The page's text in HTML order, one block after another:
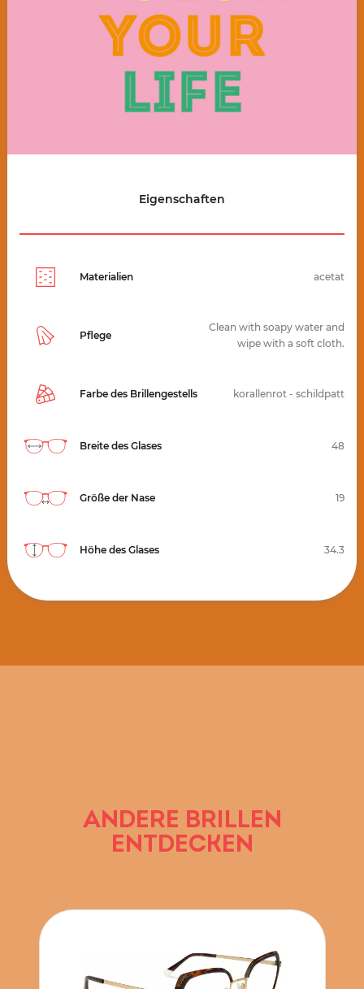
Eigenschaften
Materialien acetat
Pflege
Clean with soapy water and
wipe with a soft cloth.
Farbe des Brillengestells korallenrot - schildpatt
Breite des Glases 48
Größe der Nase 19
Höhe des Glases 34.3
ANDERE BRILLEN
ENTDECKEN